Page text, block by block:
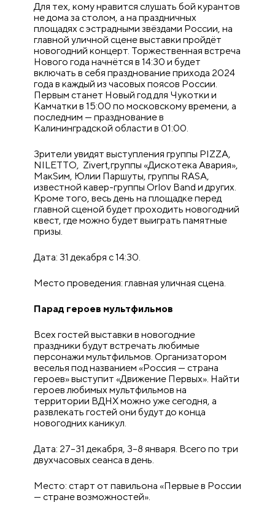
Для тех, кому нравится слушать бой курантов
не дома за столом, а на праздничных
площадях с эстрадными звёздами России, на
главной уличной сцене выставки пройдёт
новогодний концерт. Торжественная встреча
Нового года начнётся в 14:30 и будет
включать в себя празднование прихода 2024
года в каждый из часовых поясов России.
Первым станет Новый год для Чукотки и
Камчатки в 15:00 по московскому времени, а
последним — празднование в
Калининградской области в 01:00.
Зрители увидят выступления группы PIZZA,
NILETTO, Zivert,группы «Дискотека Авария»,
МакSим, Юлии Паршуты, группы RASA,
известной кавер-группы Orlov Band и других.
Кроме того, весь день на площадке перед
главной сценой будет проходить новогодний
квест, где можно будет выиграть памятные
призы.
Дата: 31 декабря с 14:30.
Место проведения: главная уличная сцена.
Парад героев мультфильмов
Всех гостей выставки в новогодние
праздники будут встречать любимые
персонажи мультфильмов. Организатором
веселья под названием «Россия — страна
героев» выступит «Движение Первых». Найти
героев любимых мультфильмов на
территории ВДНХ можно уже сегодня, а
развлекать гостей они будут до конца
новогодних каникул.
Дата: 27–31 декабря, 3–8 января. Всего по три
двухчасовых сеанса в день.
Место: старт от павильона «Первые в России
— стране возможностей».